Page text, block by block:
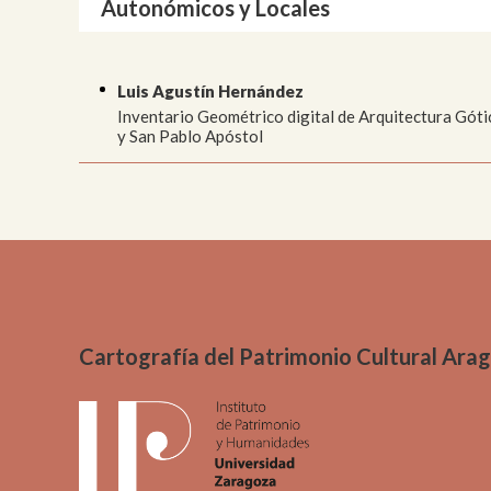
Autonómicos y Locales
Luis Agustín Hernández
Inventario Geométrico digital de Arquitectura
y San Pablo Apóstol
Cartografía del Patrimonio Cultural